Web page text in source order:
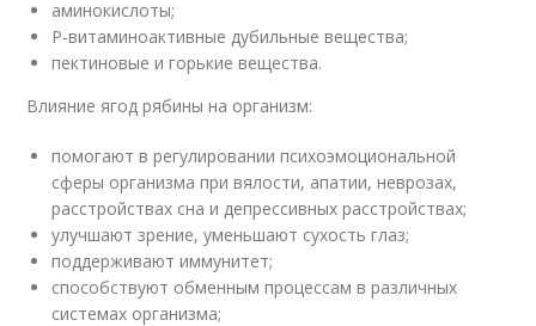
аминокислоты;
Р-витаминоактивные дубильные вещества;
пектиновые и горькие вещества.
Влияние ягод рябины на организм:
помогают в регулировании психоэмоциональной
сферы организма при вялости, апатии, неврозах,
расстройствах сна и депрессивных расстройствах;
улучшают зрение, уменьшают сухость глаз;
поддерживают иммунитет;
способствуют обменным процессам в различных
системах организма;